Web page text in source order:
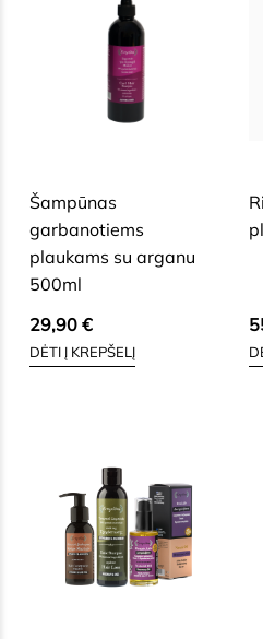
Šampūnas
garbanotiems
plaukams su arganu
500ml
29,90 €
DĖTI Į KREPŠELĮ